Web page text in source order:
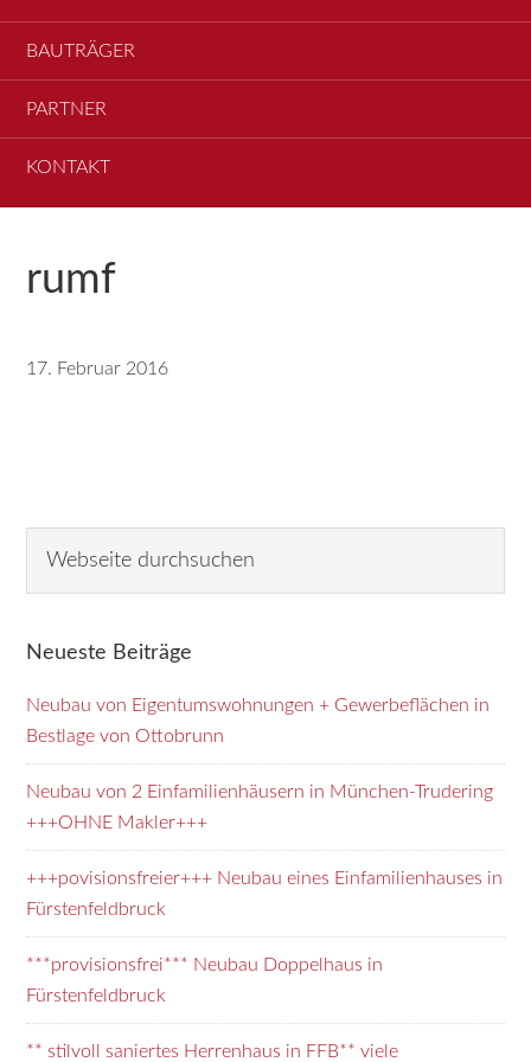
BAUTRÄGER
PARTNER
KONTAKT
rumf
17. Februar 2016
Seitenspalte
durchsuchen
Neueste Beiträge
Neubau von Eigentumswohnungen + Gewerbeflächen in
Bestlage von Ottobrunn
Neubau von 2 Einfamilienhäusern in München-Trudering
+++OHNE Makler+++
+++povisionsfreier+++ Neubau eines Einfamilienhauses in
Fürstenfeldbruck
***provisionsfrei*** Neubau Doppelhaus in
Fürstenfeldbruck
** stilvoll saniertes Herrenhaus in FFB** viele